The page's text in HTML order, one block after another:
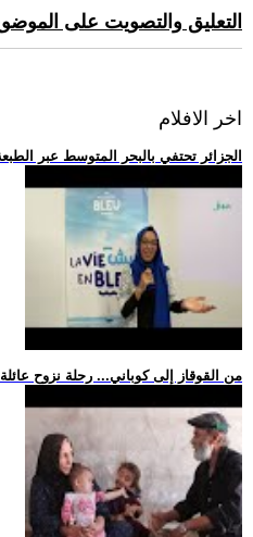
التعليق والتصويت على
اخر الافلام
.. الجزائر تحتفي بالبحر المتوسط عبر
.. من القوقاز إلى كوباني... رحلة نزوح